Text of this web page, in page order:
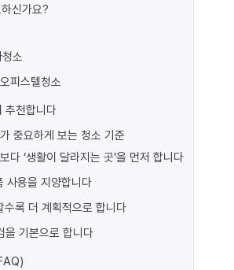
신가요?
소
피스텔청소
추천합니다
중요하게 보는 청소 기준
다 ‘생활이 달라지는 곳’을 먼저 합니다
사용을 지양합니다
수록 더 계획적으로 합니다
을 기본으로 합니다